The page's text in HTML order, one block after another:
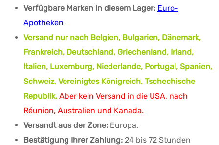
Verfügbare Marken in diesem Lager: Euro-
Apotheken
Versand nur nach Belgien, Bulgarien, Dänemark,
Frankreich, Deutschland, Griechenland, Irland,
Italien, Luxemburg, Niederlande, Portugal, Spanien,
Schweiz, Vereinigtes Königreich, Tschechische
Republik. Aber kein Versand in die USA, nach
Réunion, Australien und Kanada.
Versandt aus der Zone: Europa.
Bestätigung Ihrer Zahlung: 24 bis 72 Stunden